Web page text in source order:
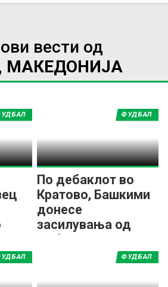
вести од
МАКЕДОНИЈА
По дебаклот во
Кратово, Башкими
донесе
засилувања од
Албанија, Камерун,
ФУДБАЛ
ФУДБАЛ